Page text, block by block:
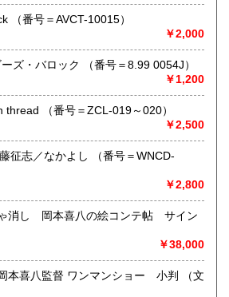
水濡れ対策等、丁寧な梱包を心掛けて
々な商品を取り扱っています。下記
線
出口Aから下北沢方面へ6分 ゴリラビ
ス太子堂停留所前
〜19:00 日曜・祭日=12:00～18:00
りを承っております。
。
CD move／electrock （番号＝AVCT-10015）
￥2,000
CD エルヴィス・ゴーズ・バロック （番号＝8.99 0054J）
￥1,200
CD 鶴谷智生/crimson thread （番号＝ZCL-019～020）
￥2,500
よし （番号＝WNCD-
￥2,800
消し 岡本喜八の絵コンテ帖 サイン
￥38,000
喜八監督 ワンマンショー 小判 （文